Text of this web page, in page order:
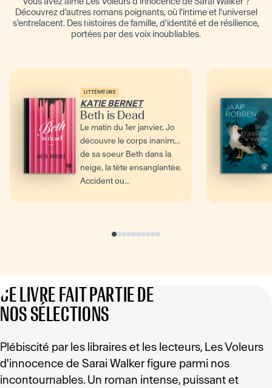
Découvrez d'autres romans poignants, où l'intime et l'universel
s'entrelacent. Des histoires de famille, d'identité et de résilience,
portées par des voix inoubliables.
LITTÉRATURE
KATIE BERNET
Beth is Dead
Le matin du 1er janvier, Jo
découvre le corps inanimé
de sa soeur Beth dans la
neige, la tête ensanglantée.
Accident ou...
CE LIVRE FAIT PARTIE DE
NOS SÉLECTIONS
Plébiscité par les libraires et les lecteurs, Les Voleurs
d'innocence de Sarai Walker figure parmi nos
incontournables. Un roman intense, puissant et